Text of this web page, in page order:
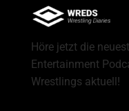
Höre jetzt die
Entertainment
Wrestlings aktuell!